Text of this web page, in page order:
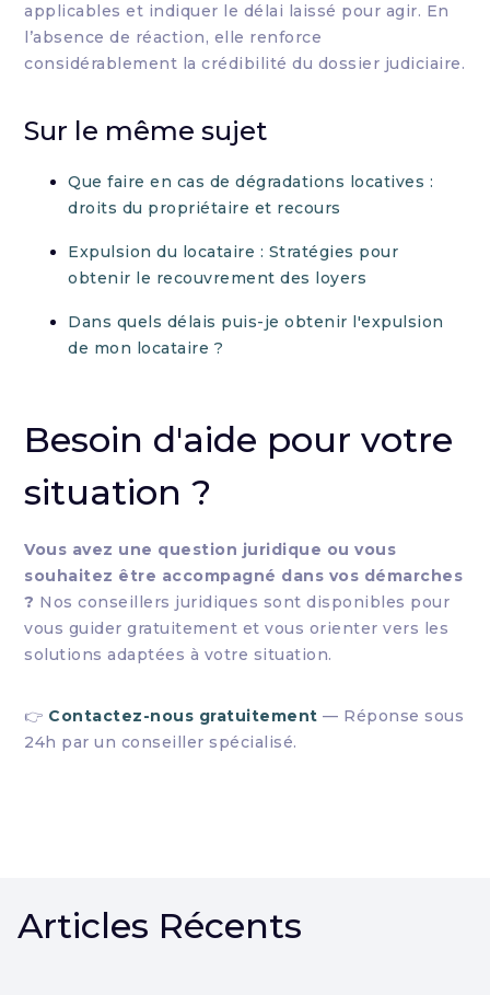
applicables et indiquer le délai laissé pour agir. En
l’absence de réaction, elle renforce
considérablement la crédibilité du dossier judiciaire.
Sur le même sujet
Que faire en cas de dégradations locatives :
droits du propriétaire et recours
Expulsion du locataire : Stratégies pour
obtenir le recouvrement des loyers
Dans quels délais puis-je obtenir l'expulsion
de mon locataire ?
Besoin d'aide pour votre
situation ?
Vous avez une question juridique ou vous
souhaitez être accompagné dans vos démarches
? Nos conseillers juridiques sont disponibles pour
vous guider gratuitement et vous orienter vers les
solutions adaptées à votre situation.
👉 Contactez-nous gratuitement — Réponse sous
24h par un conseiller spécialisé.
Articles Récents